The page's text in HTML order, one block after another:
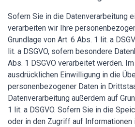
Sofern Sie in die Datenverarbeitung
verarbeiten wir Ihre
Grundlage von Art. 6 Abs. 1 lit. a
lit. a DSGVO, sofern besondere
Abs. 1 DSGVO verarbeitet werden.
ausdrücklichen Einwilligung in die
personenbezogener Daten in
Datenverarbeitung außerdem auf
1 lit. a DSGVO. Sofern Sie in die
oder in den Zugriff auf Informationen